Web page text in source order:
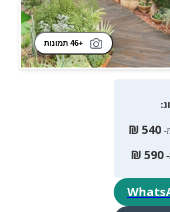
+46 תמונות
:
540
₪
590
₪